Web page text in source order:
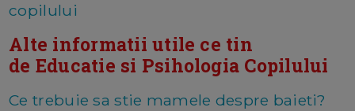
copilului
Alte informatii utile ce tin
de Educatie si Psihologia Copilului
Ce trebuie sa stie mamele despre baieti?